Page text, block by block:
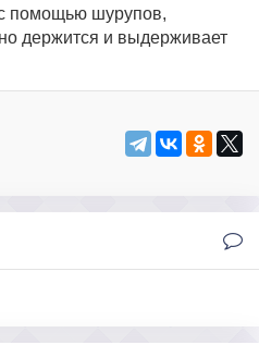
помощью шурупов,
держится и выдерживает